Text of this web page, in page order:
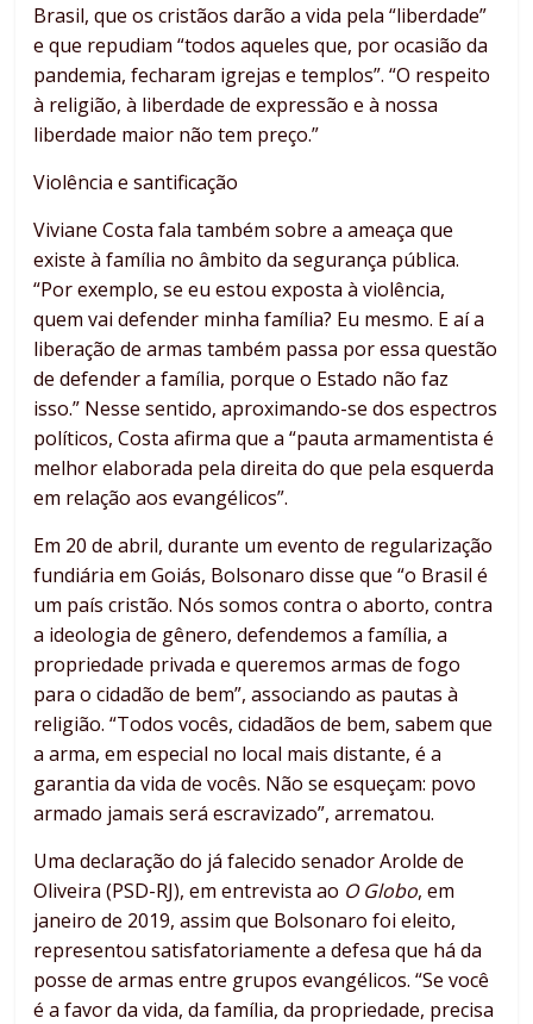
Brasil, que os cristãos darão a vida pela “liberdade”
e que repudiam “todos aqueles que, por ocasião da
pandemia, fecharam igrejas e templos”. “O respeito
à religião, à liberdade de expressão e à nossa
liberdade maior não tem preço.”
Violência e santificação
Viviane Costa fala também sobre a ameaça que
existe à família no âmbito da segurança pública.
“Por exemplo, se eu estou exposta à violência,
quem vai defender minha família? Eu mesmo. E aí a
liberação de armas também passa por essa questão
de defender a família, porque o Estado não faz
isso.” Nesse sentido, aproximando-se dos espectros
políticos, Costa afirma que a “pauta armamentista é
melhor elaborada pela direita do que pela esquerda
em relação aos evangélicos”.
Em 20 de abril, durante um evento de regularização
fundiária em Goiás, Bolsonaro disse que “o Brasil é
um país cristão. Nós somos contra o aborto, contra
a ideologia de gênero, defendemos a família, a
propriedade privada e queremos armas de fogo
para o cidadão de bem”, associando as pautas à
religião. “Todos vocês, cidadãos de bem, sabem que
a arma, em especial no local mais distante, é a
garantia da vida de vocês. Não se esqueçam: povo
armado jamais será escravizado”, arrematou.
Uma declaração do já falecido senador Arolde de
Oliveira (PSD-RJ), em entrevista ao O Globo, em
janeiro de 2019, assim que Bolsonaro foi eleito,
representou satisfatoriamente a defesa que há da
posse de armas entre grupos evangélicos. “Se você
é a favor da vida, da família, da propriedade, precisa